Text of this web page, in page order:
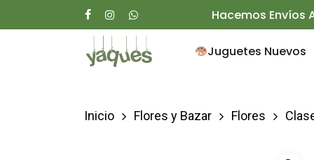
to
Hacemos Envíos
Presione enter para buscar o ESC para
Juguetes Nuevos
Inicio Flores y Bazar Flores